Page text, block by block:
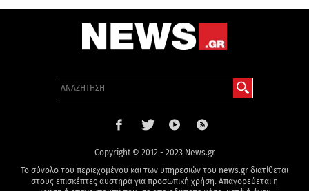
Copyright © 2012 - 2023 News.gr
Το σύνολο του περιεχομένου και των υπηρεσιών του news.gr διατίθεται
στους επισκέπτες αυστηρά για προσωπική χρήση. Απαγορεύεται η